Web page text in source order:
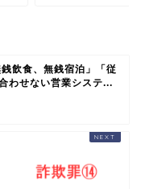
飲食、無銭宿泊」「従
わせない営業システ...